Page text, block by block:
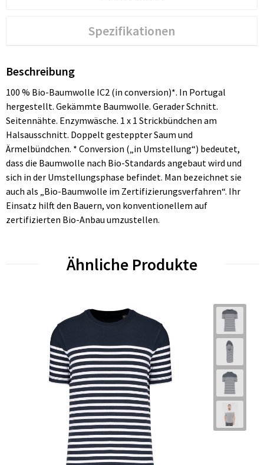
Spezifikationen
Beschreibung
100 % Bio-Baumwolle IC2 (in conversion)*. In Portugal
hergestellt. Gekämmte Baumwolle. Gerader Schnitt.
Seitennähte. Enzymwäsche. 1 x 1 Strickbündchen am
Halsausschnitt. Doppelt gesteppter Saum und
Ärmelbündchen. * Conversion („in Umstellung“) bedeutet,
dass die Baumwolle nach Bio-Standards angebaut wird und
sich in der Umstellungsphase befindet. Man bezeichnet sie
auch als „Bio-Baumwolle im Zertifizierungsverfahren“. Ihr
Einsatz hilft den Bauern, von konventionellem auf
zertifizierten Bio-Anbau umzustellen.
Ähnliche Produkte